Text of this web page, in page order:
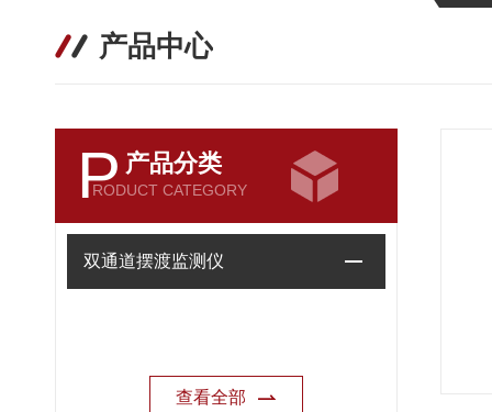
产品中心
P 产品分类
RODUCT CATEGORY
双通道摆渡监测仪
查看全部